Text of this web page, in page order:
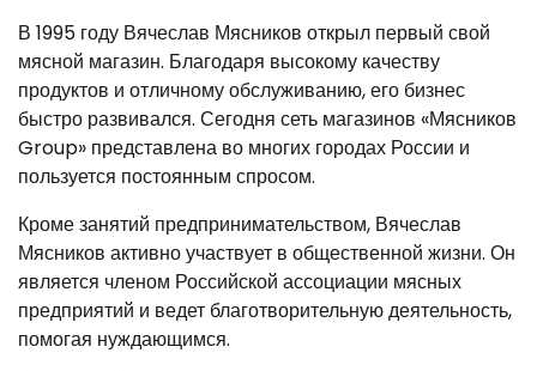
В 1995 году Вячеслав Мясников открыл первый свой
мясной магазин. Благодаря высокому качеству
продуктов и отличному обслуживанию, его бизнес
быстро развивался. Сегодня сеть магазинов «Мясников
Group» представлена во многих городах России и
пользуется постоянным спросом.
Кроме занятий предпринимательством, Вячеслав
Мясников активно участвует в общественной жизни. Он
является членом Российской ассоциации мясных
предприятий и ведет благотворительную деятельность,
помогая нуждающимся.